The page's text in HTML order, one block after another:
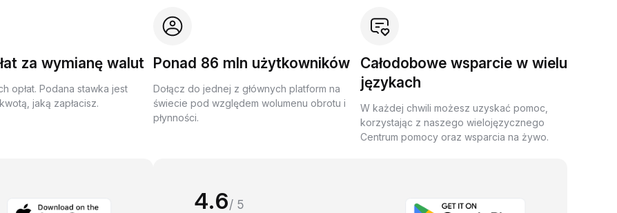
za wymianę walut
opłat. Podana stawka jest
jaką zapłacisz.
Ponad 86 mln użytkowników
Dołącz do jednej z głównych platform na
świecie pod względem wolumenu obrotu i
płynności.
Całodobowe wsparcie w wielu
językach
W każdej chwili możesz uzyskać pomoc,
korzystając z naszego wielojęzycznego
Centrum pomocy oraz wsparcia na żywo.
4.6/ 5